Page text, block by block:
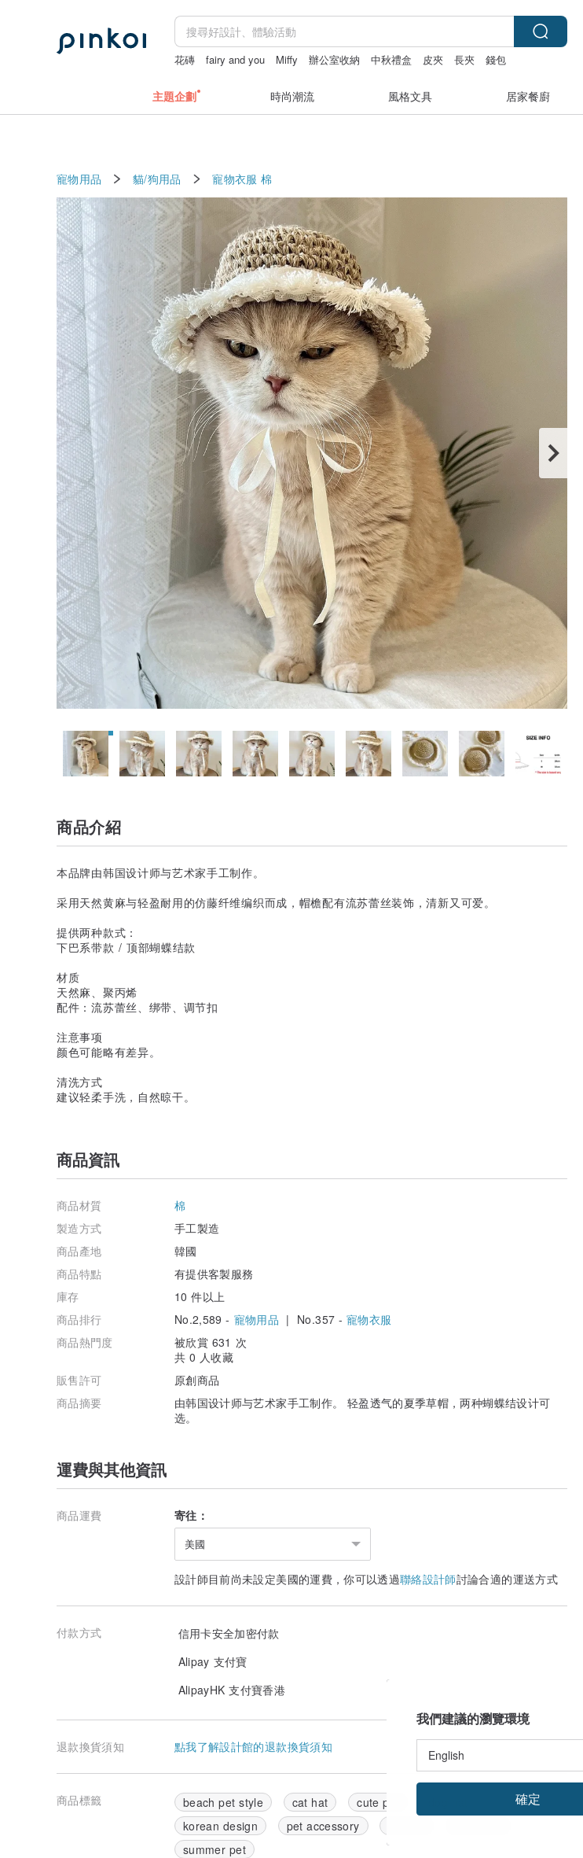
花磚 fairy and you Miffy 辦公室收納 中秋禮盒 皮夾 長夾 錢包
主題企劃 時尚潮流 風格文具 居家餐廚
寵物用品 貓/狗用品 寵物衣服 棉
商品介紹
本品牌由韩国设计师与艺术家手工制作。
采用天然黄麻与轻盈耐用的仿藤纤维编织而成，帽檐配有流苏蕾丝装饰，清新又可爱。
提供两种款式：
下巴系带款 / 顶部蝴蝶结款
材质
天然麻、聚丙烯
配件：流苏蕾丝、绑带、调节扣
注意事项
颜色可能略有差异。
清洗方式
建议轻柔手洗，自然晾干。
商品資訊
商品材質
棉
製造方式
手工製造
商品產地
韓國
商品特點
有提供客製服務
庫存
10 件以上
商品排行
No.2,589 - 寵物用品 | No.357 - 寵物衣服
商品熱門度
被欣賞 631 次
共 0 人收藏
販售許可
原創商品
商品摘要
由韩国设计师与艺术家手工制作。 轻盈透气的夏季草帽，两种蝴蝶结设计可
选。
運費與其他資訊
商品運費 寄往：
美國
設計師目前尚未設定美國的運費，你可以透過聯絡設計師討論合適的運送方式
付款方式
信用卡安全加密付款
Alipay 支付寶
AlipayHK 支付寶香港
退款換貨須知 點我了解設計館的退款換貨須知
商品標籤 beach pet style cat hat cute pet
korean design
pet accessory
summer pet
我們建議的瀏覽環境
確定